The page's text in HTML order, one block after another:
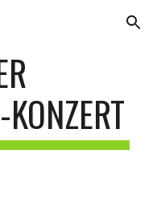
Skip to navigation